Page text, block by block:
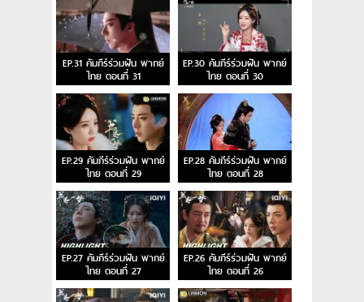
EP.31 คัมภีร์ร่วมฝัน พากย์
ไทย ตอนที่ 31
EP.30 คัมภีร์ร่วมฝัน พากย์
ไทย ตอนที่ 30
EP.29 คัมภีร์ร่วมฝัน พากย์
ไทย ตอนที่ 29
EP.28 คัมภีร์ร่วมฝัน พากย์
ไทย ตอนที่ 28
EP.27 คัมภีร์ร่วมฝัน พากย์
ไทย ตอนที่ 27
EP.26 คัมภีร์ร่วมฝัน พากย์
ไทย ตอนที่ 26